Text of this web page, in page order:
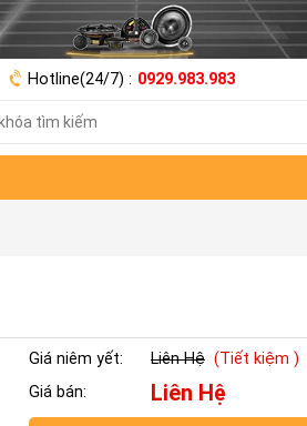
Hotline(24/7) : 0929.983.983
Giá niêm yết: Liên Hệ (Tiết kiệm )
Giá bán:
Liên Hệ